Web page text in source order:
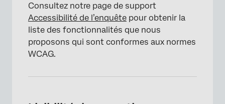
Consultez notre page de support
Accessibilité de l’enquête pour obtenir la
liste des fonctionnalités que nous
proposons qui sont conformes aux normes
WCAG.